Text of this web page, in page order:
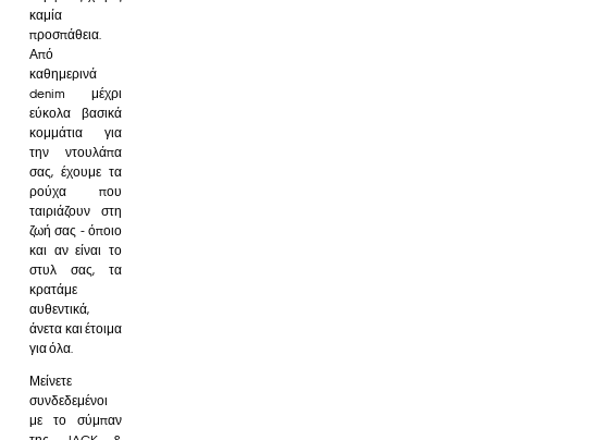
καμία
προσπάθεια.
Από
καθημερινά
denim μέχρι
εύκολα βασικά
κομμάτια για
την ντουλάπα
σας, έχουμε τα
ρούχα που
ταιριάζουν στη
ζωή σας - όποιο
και αν είναι το
στυλ σας, τα
κρατάμε
αυθεντικά,
άνετα και έτοιμα
για όλα.
Μείνετε
συνδεδεμένοι
με το σύμπαν